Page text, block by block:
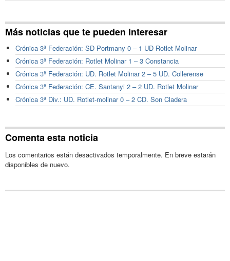
Más noticias que te pueden interesar
Crónica 3ª Federación: SD Portmany 0 – 1 UD Rotlet Molinar
Crónica 3ª Federación: Rotlet Molinar 1 – 3 Constancia
Crónica 3ª Federación: UD. Rotlet Molinar 2 – 5 UD. Collerense
Crónica 3ª Federación: CE. Santanyi 2 – 2 UD. Rotlet Molinar
Crónica 3ª Div.: UD. Rotlet-molinar 0 – 2 CD. Son Cladera
Comenta esta noticia
Los comentarios están desactivados temporalmente. En breve estarán
disponibles de nuevo.